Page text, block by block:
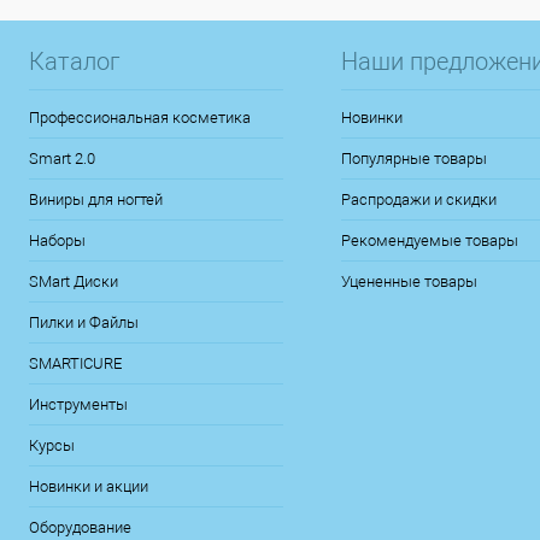
Каталог
Профессиональная косметика
Smart 2.0
Виниры для ногтей
Наборы
SMart Диски
Пилки и Файлы
SMARTICURE
Инструменты
Курсы
Новинки и акции
Оборудование
Наши
Новинки
Популярные товары
Распродажи и скидки
Рекомендуемые товары
Уцененные товары